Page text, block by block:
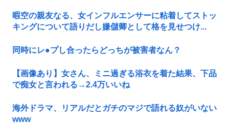
暇空の親友なる、女インフルエンサーに粘着してストッ
キングについて語りだし嫌儲卿として格を見せつけ...
同時にレ●プし合ったらどっちが被害者なん？
【画像あり】女さん、ミニ過ぎる浴衣を着た結果、下品
で痴女と言われる→2.4万いいね
海外ドラマ、リアルだとガチのマジで語れる奴がいない
www